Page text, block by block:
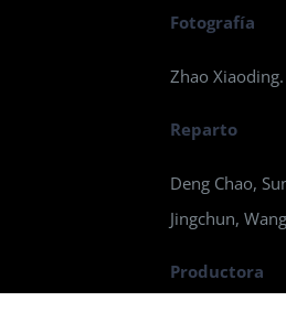
Fotografía
Zhao Xiaoding.
Reparto
Deng Chao,
Jingchun,
Productora